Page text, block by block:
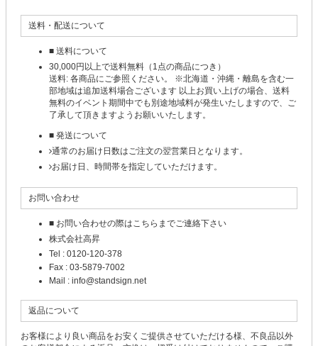
送料・配送について
■ 送料について
30,000円以上で送料無料（1点の商品につき）
送料: 各商品にご参照ください。 ※北海道・沖縄・離島を含む一
部地域は追加送料場合ございます 以上お買い上げの場合、送料
無料のイベント期間中でも別途地域料が発生いたしますので、ご
了承して頂きますようお願いいたします。
■ 発送について
通常のお届け日数はご注文の翌営業日となります。
お届け日、時間帯を指定していただけます。
お問い合わせ
■ お問い合わせの際はこちらまでご連絡下さい
株式会社高昇
Tel : 0120-120-378
Fax : 03-5879-7002
Mail : info@standsign.net
返品について
お客様により良い商品をお安くご提供させていただける様、不良品以外